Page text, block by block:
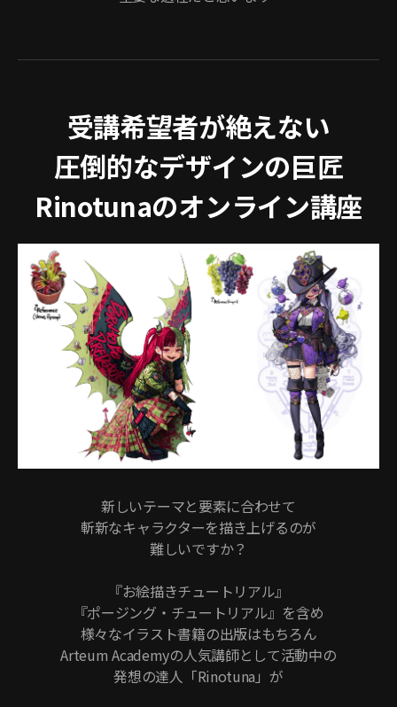
受講希望者が絶えない
圧倒的なデザインの巨匠
Rinotunaのオンライン講座
新しいテーマと要素に合わせて
斬新なキャラクターを描き上げるのが
難しいですか？
『お絵描きチュートリアル』
『ポージング・チュートリアル』を含め
様々なイラスト書籍の出版はもちろん
Arteum Academyの人気講師として活動中の
発想の達人「Rinotuna」が